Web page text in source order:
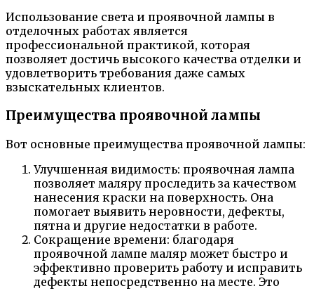
Использование света и проявочной лампы в
отделочных работах является
профессиональной практикой, которая
позволяет достичь высокого качества отделки и
удовлетворить требования даже самых
взыскательных клиентов.
Преимущества проявочной лампы
Вот основные преимущества проявочной лампы:
Улучшенная видимость: проявочная лампа
позволяет маляру проследить за качеством
нанесения краски на поверхность. Она
помогает выявить неровности, дефекты,
пятна и другие недостатки в работе.
Сокращение времени: благодаря
проявочной лампе маляр может быстро и
эффективно проверить работу и исправить
дефекты непосредственно на месте. Это